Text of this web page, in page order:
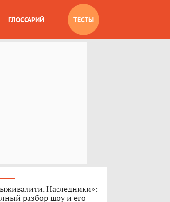
ГЛОССАРИЙ ТЕСТЫ
Наследники»:
разбор шоу и его